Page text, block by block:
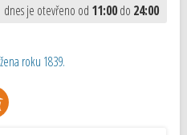
dnes je otevřeno od 11:00do 24:00
roku 1839.